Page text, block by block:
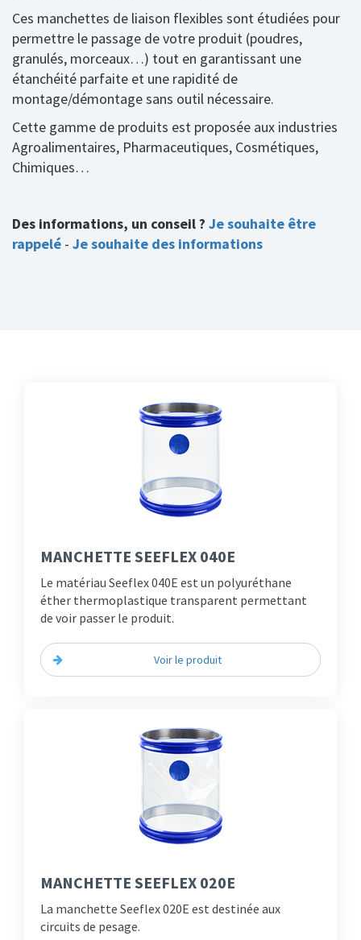
Ces manchettes de liaison flexibles sont étudiées pour
permettre le passage de votre produit (poudres,
granulés, morceaux…) tout en garantissant une
étanchéité parfaite et une rapidité de
montage/démontage sans outil nécessaire.
Cette gamme de produits est proposée aux industries
Agroalimentaires, Pharmaceutiques, Cosmétiques,
Chimiques…
Des informations, un conseil ? Je souhaite être
rappelé - Je souhaite des informations
MANCHETTE SEEFLEX 040E
Le matériau Seeflex 040E est un polyuréthane
éther thermoplastique transparent permettant
de voir passer le produit.
Voir le produit
MANCHETTE SEEFLEX 020E
La manchette Seeflex 020E est destinée aux
circuits de pesage.